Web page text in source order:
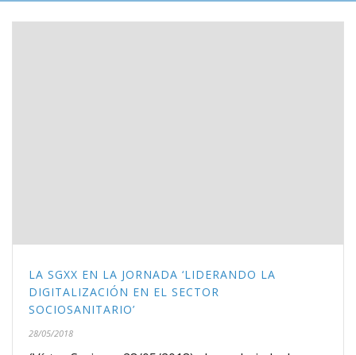
LA SGXX EN LA JORNADA ‘LIDERANDO LA
DIGITALIZACIÓN EN EL SECTOR
SOCIOSANITARIO’
28/05/2018